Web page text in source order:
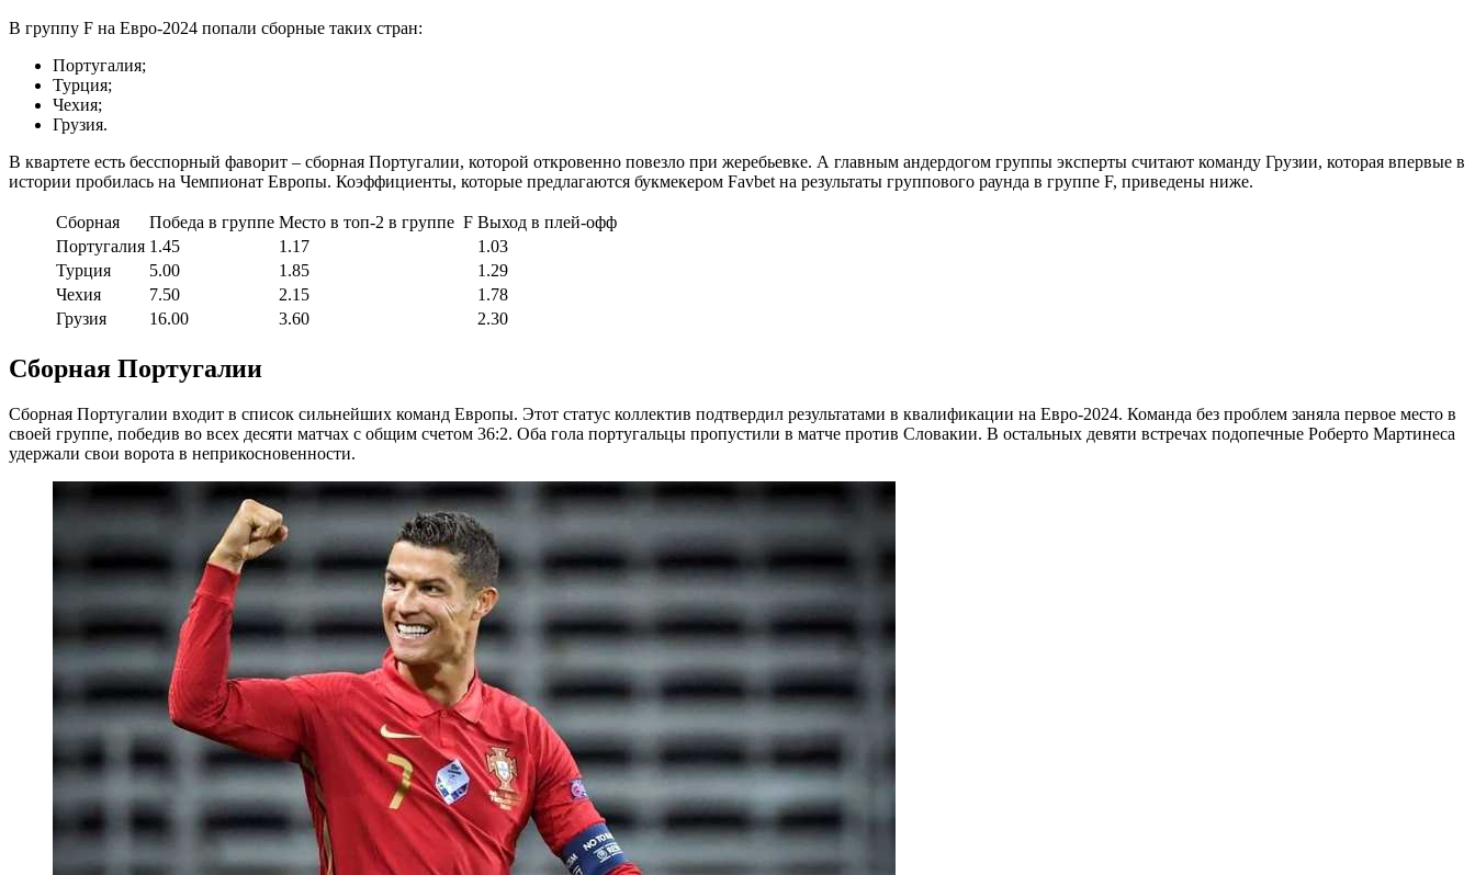
В группу F на Евро-2024 попали сборные таких стран:
Португалия;
Турция;
Чехия;
Грузия.
В квартете есть бесспорный фаворит – сборная Португалии, которой откровенно повезло при жеребьевке. А главным андердогом группы эксперты считают команду Грузии, которая впервые в
истории пробилась на Чемпионат Европы. Коэффициенты, которые предлагаются букмекером Favbet на результаты группового раунда в группе F, приведены ниже.
Сборная Победа в группе Место в топ-2 в группе F Выход в плей-офф
Португалия 1.45 1.17
1.03
Турция
5.00 1.85
1.29
Чехия
7.50 2.15
1.78
Грузия
16.00 3.60 2.30
Сборная Португалии
Сборная Португалии входит в список сильнейших команд Европы. Этот статус коллектив подтвердил результатами в квалификации на Евро-2024. Команда без проблем заняла первое место в
своей группе, победив во всех десяти матчах с общим счетом 36:2. Оба гола португальцы пропустили в матче против Словакии. В остальных девяти встречах подопечные Роберто Мартинеса
удержали свои ворота в неприкосновенности.